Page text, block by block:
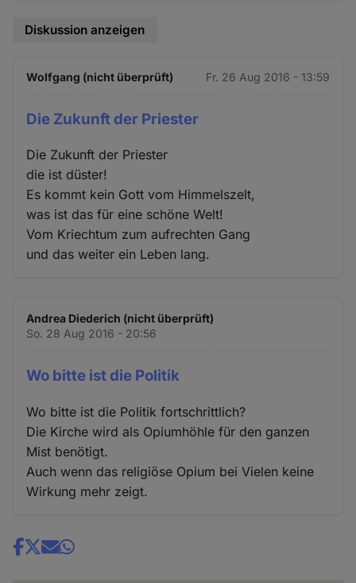
Diskussion anzeigen
Wolfgang (nicht überprüft) Fr. 26 Aug 2016 - 13:59
Die Zukunft der Priester
Die Zukunft der Priester
die ist düster!
Es kommt kein Gott vom Himmelszelt,
was ist das für eine schöne Welt!
Vom Kriechtum zum aufrechten Gang
und das weiter ein Leben lang.
Andrea Diederich (nicht überprüft)
So. 28 Aug 2016 - 20:56
Wo bitte ist die Politik
Wo bitte ist die Politik fortschrittlich?
Die Kirche wird als Opiumhöhle für den ganzen
Mist benötigt.
Auch wenn das religiöse Opium bei Vielen keine
Wirkung mehr zeigt.
Share